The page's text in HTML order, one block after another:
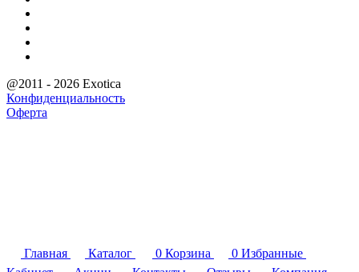
@2011 - 2026 Exotica
Конфиденциальность
Оферта
Главная Каталог 0 Корзина 0 Избранные